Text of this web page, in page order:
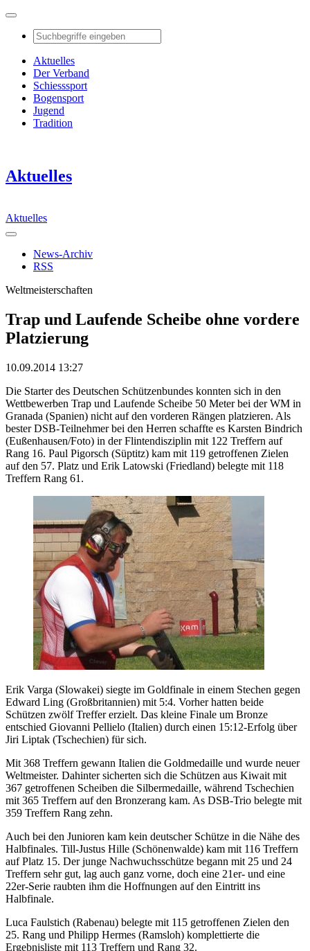
Aktuelles
Der Verband
Schiesssport
Bogensport
Jugend
Tradition
Aktuelles
Aktuelles
News-Archiv
RSS
Weltmeisterschaften
Trap und Laufende Scheibe ohne vordere
Platzierung
10.09.2014 13:27
Die Starter des Deutschen Schützenbundes konnten sich in den
Wettbewerben Trap und Laufende Scheibe 50 Meter bei der WM in
Granada (Spanien) nicht auf den vorderen Rängen platzieren. Als
bester DSB-Teilnehmer bei den Herren schaffte es Karsten Bindrich
(Eußenhausen/Foto) in der Flintendisziplin mit 122 Treffern auf
Rang 16. Paul Pigorsch (Süptitz) kam mit 119 getroffenen Zielen
auf den 57. Platz und Erik Latowski (Friedland) belegte mit 118
Treffern Rang 61.
Erik Varga (Slowakei) siegte im Goldfinale in einem Stechen gegen
Edward Ling (Großbritannien) mit 5:4. Vorher hatten beide
Schützen zwölf Treffer erzielt. Das kleine Finale um Bronze
entschied Giovanni Pellielo (Italien) durch einen 15:12-Erfolg über
Jiri Liptak (Tschechien) für sich.
Mit 368 Treffern gewann Italien die Goldmedaille und wurde neuer
Weltmeister. Dahinter sicherten sich die Schützen aus Kiwait mit
367 getroffenen Scheiben die Silbermedaille, während Tschechien
mit 365 Treffern auf den Bronzerang kam. As DSB-Trio belegte mit
359 Treffern Rang zehn.
Auch bei den Junioren kam kein deutscher Schütze in die Nähe des
Halbfinales. Till-Justus Hille (Schönenwalde) kam mit 116 Treffern
auf Platz 15. Der junge Nachwuchsschütze begann mit 25 und 24
Treffern sehr gut, lag auch ganz vorne, doch eine 21er- und eine
22er-Serie raubten ihm die Hoffnungen auf den Eintritt ins
Halbfinale.
Luca Faulstich (Rabenau) belegte mit 115 getroffenen Zielen den
25. Rang und Philipp Hermes (Ramsloh) komplettierte die
Ergebnisliste mit 113 Treffern und Rang 32.